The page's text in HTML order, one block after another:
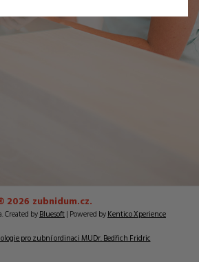
2026 zubnidum.cz.
Created byBluesoft| Powered byKentico Xperience
pro zubní ordinaci MUDr. Bedřich Fridric